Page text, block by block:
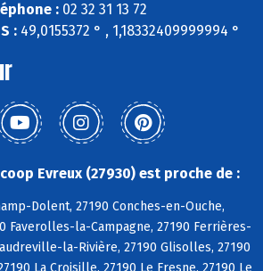
: 02 32 31 13 72
: 49,0155372 ° , 1,18332409999994 °
Evreux (27930) est proche de :
Dolent, 27190 Conches-en-Ouche,
Faverolles-la-Campagne, 27190 Ferrières-
la-Rivière, 27190 Glisolles, 27190
La Croisille, 27190 Le Fresne, 27190 Le